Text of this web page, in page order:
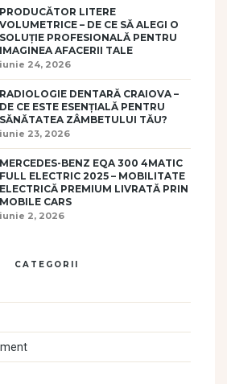
PRODUCĂTOR LITERE
VOLUMETRICE – DE CE SĂ ALEGI O
SOLUȚIE PROFESIONALĂ PENTRU
IMAGINEA AFACERII TALE
iunie 24, 2026
RADIOLOGIE DENTARĂ CRAIOVA –
DE CE ESTE ESENȚIALĂ PENTRU
SĂNĂTATEA ZÂMBETULUI TĂU?
iunie 23, 2026
MERCEDES-BENZ EQA 300 4MATIC
FULL ELECTRIC 2025 – MOBILITATE
ELECTRICĂ PREMIUM LIVRATĂ PRIN
MOBILE CARS
iunie 2, 2026
CATEGORII